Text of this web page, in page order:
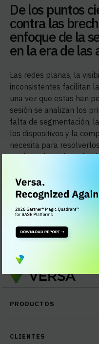
De los puntos
contra las
enfoque de la
en la era de las
Las redes planas, la
inconsistentes facilitan
una vez que estas han
sesión se analizan los
falta de segmentación,
los dispositivos y la
necesita para
moderno basado en la
explicar cómo contener
rápidamente, reducir el
mejorar la resiliencia y
PRODUCTOS
CLIENTES